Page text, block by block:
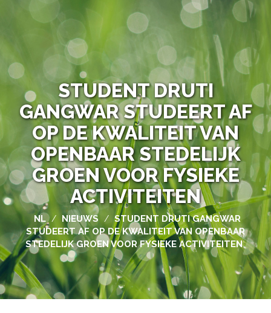
STUDENT DRUTI
GANGWAR STUDEERT AF
OP DE KWALITEIT VAN
OPENBAAR STEDELIJK
GROEN VOOR FYSIEKE
ACTIVITEITEN
NL / NIEUWS / STUDENT DRUTI GANGWAR
STUDEERT AF OP DE KWALITEIT VAN OPENBAAR
STEDELIJK GROEN VOOR FYSIEKE ACTIVITEITEN